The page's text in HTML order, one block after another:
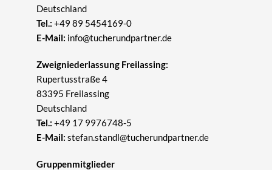
Gruppenmitglieder
Deutschland
Tel.: +49 89 5454169-0
E-Mail: info@tucherundpartner.de
Zweigniederlassung Freilassing:
Rupertusstraße 4
83395 Freilassing
Deutschland
Tel.: +49 17 9976748-5
E-Mail: stefan.standl@tucherundpartner.de